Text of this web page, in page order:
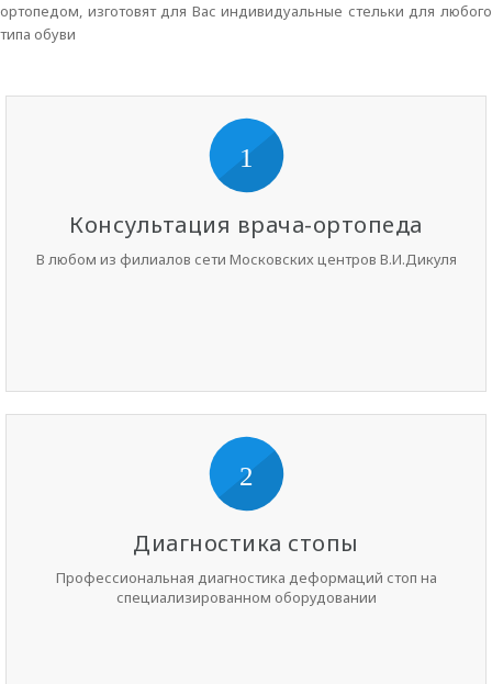
ортопедом, изготовят для Вас индивидуальные стельки для любого
типа обуви
1
Консультация врача-ортопеда
В любом из филиалов сети Московских центров В.И.Дикуля
2
Диагностика стопы
Профессиональная диагностика деформаций стоп на
специализированном оборудовании